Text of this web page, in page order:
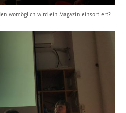
womöglich wird ein Magazin einsortiert?